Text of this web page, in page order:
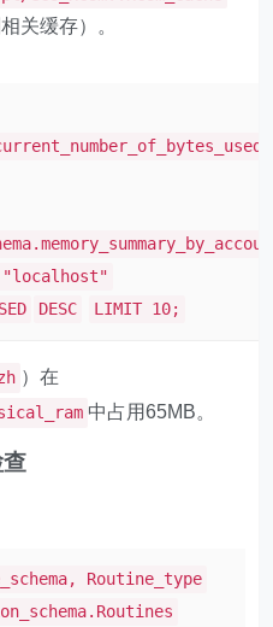
关缓存）。
"localhost"
DESC LIMIT 10;
）在
中占用65MB。
Routine_type